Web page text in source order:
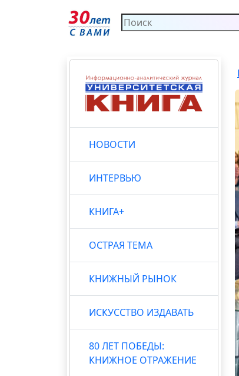
НОВОСТИ
ИНТЕРВЬЮ
КНИГА+
ОСТРАЯ ТЕМА
КНИЖНЫЙ РЫНОК
ИСКУССТВО ИЗДАВАТЬ
80 ЛЕТ ПОБЕДЫ:
КНИЖНОЕ ОТРАЖЕНИЕ